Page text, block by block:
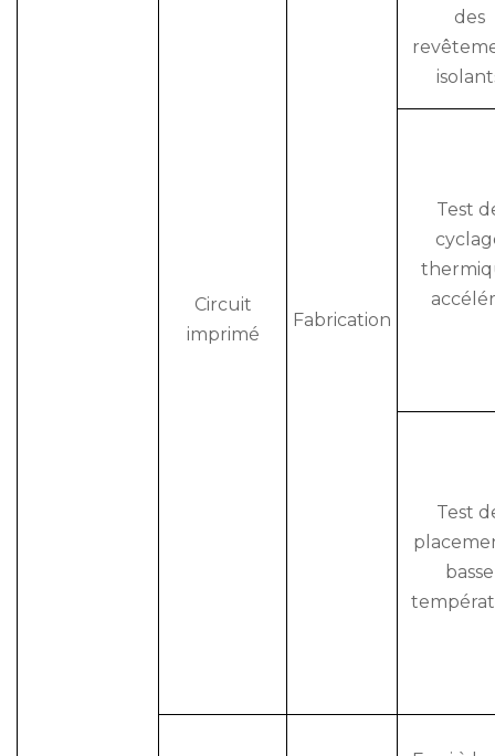
Circuit
imprimé
Fabrication
des
Test
Test
basse